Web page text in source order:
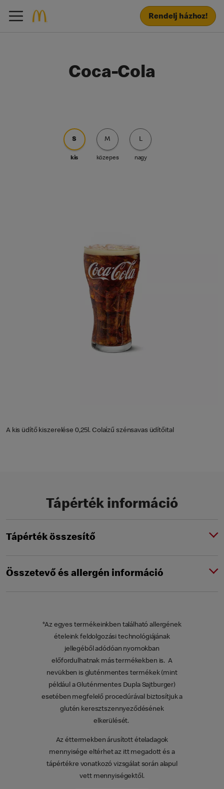
Rendelj házhoz!
Coca-Cola
S
kis
M
közepes
L
nagy
A kis üdítő kiszerelése 0,25l. Colaízű szénsavas üdítőital
Tápérték információ
Tápérték összesítő
Összetevő és allergén információ
*Az egyes termékeinkben található allergének
ételeink feldolgozási technológiájának
jellegéből adódóan nyomokban
előfordulhatnak más termékekben is. A
nevükben is gluténmentes termékek (mint
például a Gluténmentes Dupla Sajtburger)
esetében megfelelő procedúrával biztosítjuk a
glutén keresztszennyeződésének
elkerülését.
Az éttermekben árusított ételadagok
mennyisége eltérhet az itt megadott és a
tápértékre vonatkozó vizsgálat során alapul
vett mennyiségektől.